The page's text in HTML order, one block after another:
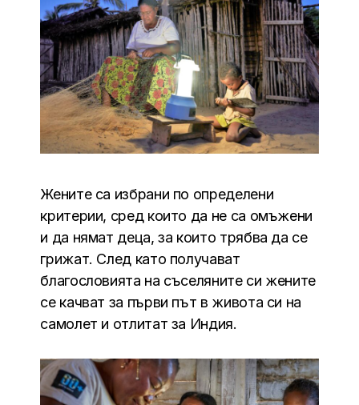
Жените са избрани по определени
критерии, сред които да не са омъжени
и да нямат деца, за които трябва да се
грижат. След като получават
благословията на съселяните си жените
се качват за първи път в живота си на
самолет и отлитат за Индия.